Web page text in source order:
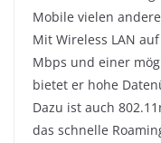
Mobile vielen
Mit Wireless LAN
Mbps und einer
bietet er hohe
Dazu ist auch
das schnelle